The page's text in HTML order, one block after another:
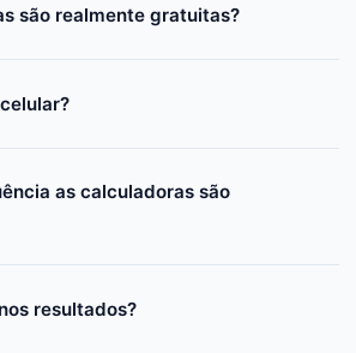
são realmente gratuitas?
as calculadoras são
resultados?